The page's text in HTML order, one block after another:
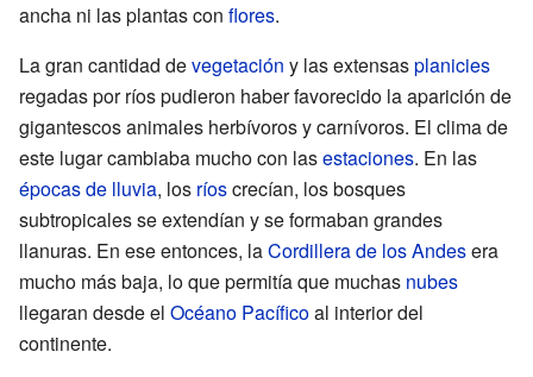
ancha ni las plantas con flores.
La gran cantidad devegetación y las extensasplanicies
regadas por ríos pudieron haber favorecido la aparición de
gigantescos animales herbívoros y carnívoros. El clima de
este lugar cambiaba mucho con lasestaciones. En las
épocas de lluvia, los ríoscrecían, los bosques
subtropicales se extendían y se formaban grandes
llanuras. En ese entonces, laCordillera de los Andesera
mucho más baja, lo que permitía que muchas nubes
llegaran desde el Océano Pacíficoal interior del
continente.